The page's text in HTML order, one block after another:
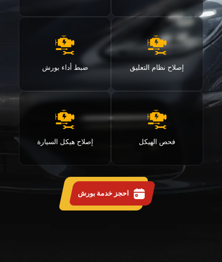
إصلاح نظام التعليق ضبط أداء بورش
فحص الهيكل إصلاح هيكل السيارة
احجز خدمة بورش